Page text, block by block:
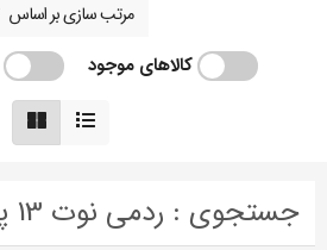
مرتب سازی بر اساس
کالاهای موجود
جستجوی : ردمی نوت 13 پرو